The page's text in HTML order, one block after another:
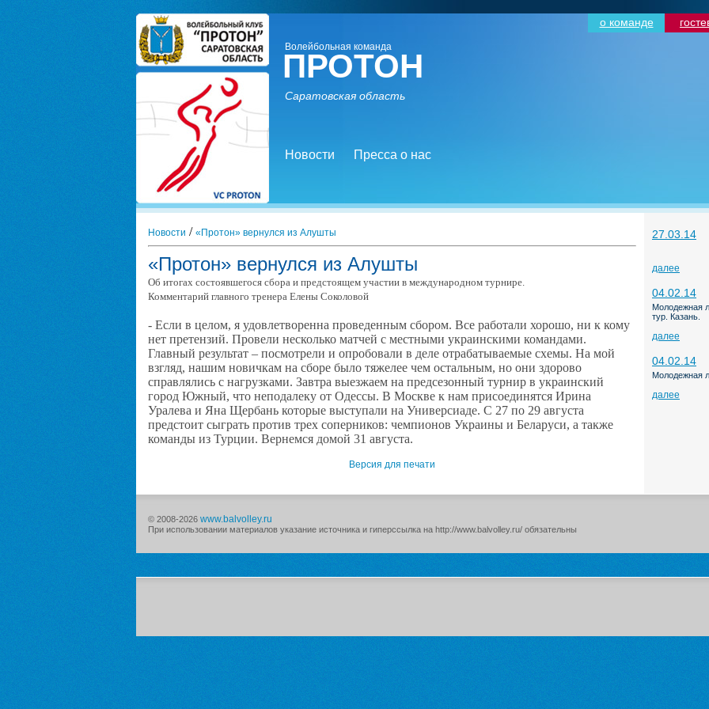
о команде
Волейбольная команда
ПРОТОН
Саратовская область
Новости Пресса о нас
Новости / «Протон» вернулся из Алушты
«Протон» вернулся из Алушты
Об итогах состоявшегося сбора и предстоящем участии в международном турнире.
Комментарий главного тренера Елены Соколовой
- Если в целом, я удовлетворенна проведенным сбором. Все работали хорошо, ни к кому
нет претензий. Провели несколько матчей с местными украинскими командами.
Главный результат – посмотрели и опробовали в деле отрабатываемые схемы. На мой
взгляд, нашим новичкам на сборе было тяжелее чем остальным, но они здорово
справлялись с нагрузками. Завтра выезжаем на предсезонный турнир в украинский
город Южный, что неподалеку от Одессы. В Москве к нам присоединятся Ирина
Уралева и Яна Щербань которые выступали на Универсиаде. С 27 по 29 августа
предстоит сыграть против трех соперников: чемпионов Украины и Беларуси, а также
команды из Турции. Вернемся домой 31 августа.
Версия для печати
27.03.14
далее
04.02.14
Молодежная
тур. Казань.
далее
04.02.14
Молодежная
далее
© 2008-2026 www.balvolley.ru
При использовании материалов указание источника и гиперссылка на http://www.balvolley.ru/ обязательны